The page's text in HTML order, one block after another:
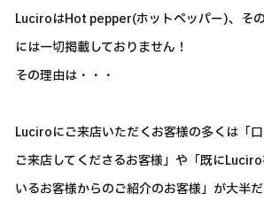
LuciroはHot pepper(ホットペッパー)、そ
には一切掲載しておりません！
その理由は・・・
Luciroにご来店いただくお客様の多くは「
ご来店してくださるお客様」や「既に
いるお客様からのご紹介のお客様」が大半